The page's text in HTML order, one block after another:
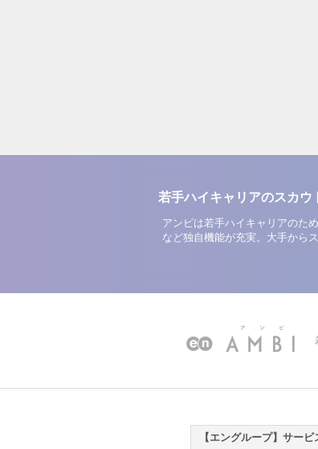
若手ハイキャリアのスカウ
アンビは若手ハイキャリアのた
など独自機能が充実。大手から
【エングループ】サービ